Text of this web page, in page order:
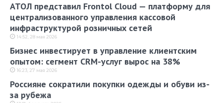
АТОЛ представил Frontol Cloud — платформу для
централизованного управления кассовой
инфраструктурой розничных сетей
14:52, 28 мая 2026
Бизнес инвестирует в управление клиентским
опытом: сегмент CRM-услуг вырос на 38%
16:23, 27 мая 2026
Россияне сократили покупки одежды и обуви из-
за рубежа